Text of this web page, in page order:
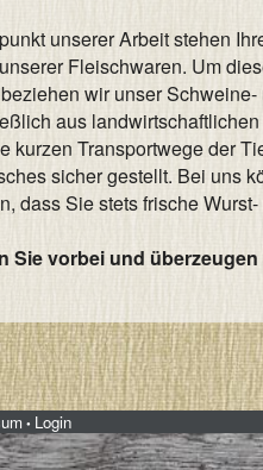
unserer Arbeit stehen
Fleischwaren. Um
wir unser
aus
kurzen Transportwege der
sicher gestellt. Bei uns
dass Sie stets frische
Sie vorbei und
• Login